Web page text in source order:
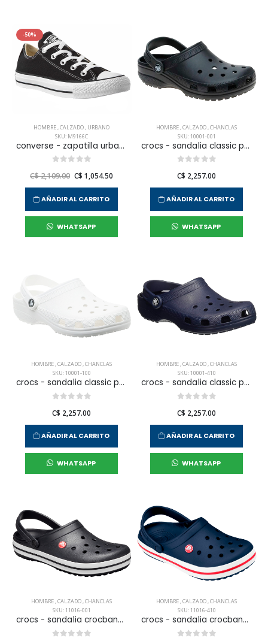
-50%
HOMBRE,CALZADO, URBANO
SKU: M9166C
converse - zapatilla urbana chuck taylor all star para hombre
C$ 2,109.00 C$ 1,054.50
AÑADIR AL CARRITO
WHATSAPP
HOMBRE,CALZADO,CHANCLAS
SKU: 10001-001
crocs - sandalia classic para hombre
C$ 2,257.00
AÑADIR AL CARRITO
WHATSAPP
HOMBRE,CALZADO,CHANCLAS
SKU: 10001-100
crocs - sandalia classic para hombre
C$ 2,257.00
AÑADIR AL CARRITO
WHATSAPP
HOMBRE,CALZADO,CHANCLAS
SKU: 10001-410
crocs - sandalia classic para hombre
C$ 2,257.00
AÑADIR AL CARRITO
WHATSAPP
HOMBRE,CALZADO,CHANCLAS
SKU: 11016-001
crocs - sandalia crocband para hombre
HOMBRE,CALZADO,CHANCLAS
SKU: 11016-410
crocs - sandalia crocband para hombre